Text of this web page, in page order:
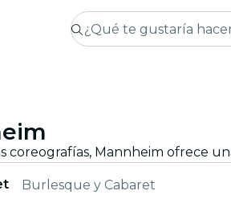
Burlesque y Cabaret